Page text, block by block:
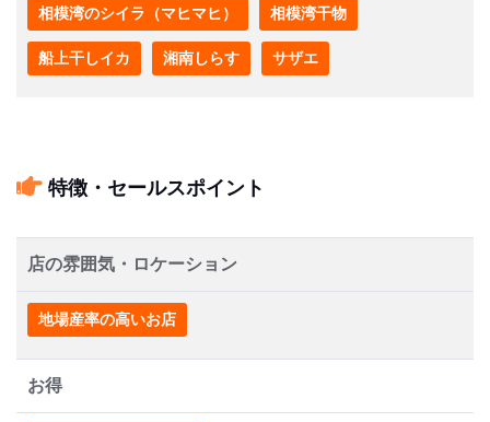
相模湾のシイラ（マヒマヒ） 相模湾干物
船上干しイカ 湘南しらす サザエ
特徴・セールスポイント
店の雰囲気・ロケーション
地場産率の高いお店
お得